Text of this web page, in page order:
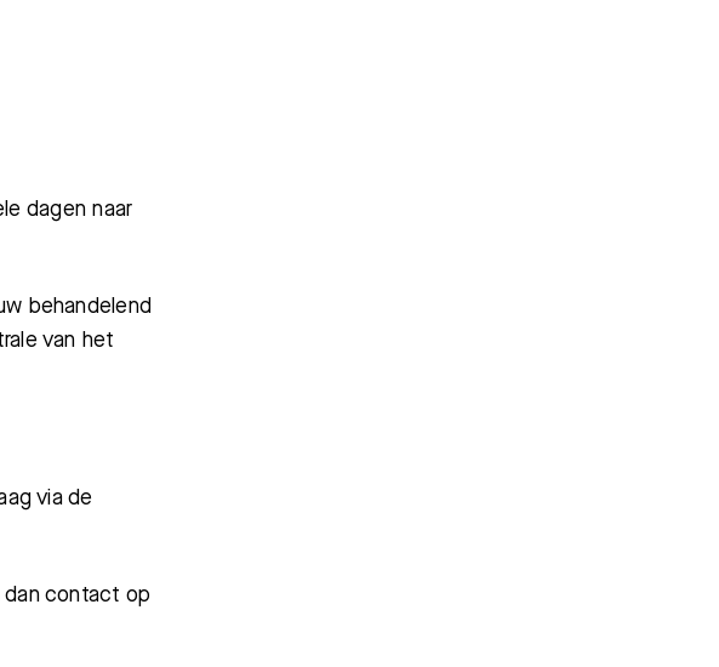
dagen naar
behandelend
van het
via de
contact op